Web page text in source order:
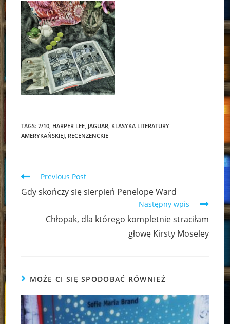
TAGS:7/10 HARPER LEE JAGUAR KLASYKA LITERATURY
AMERYKAŃSKIEJ RECENZENCKIE
Read
more
articles
Previous Post
Gdy skończy się sierpień Penelope Ward
Następny wpis
Chłopak, dla którego kompletnie straciłam
głowę Kirsty Moseley
MOŻE CI SIĘ SPODOBAĆ RÓWNIEŻ